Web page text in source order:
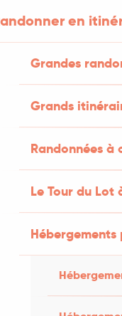
en
Grandes
Grands
Randonnées
Le Tour du Lot
à 659m